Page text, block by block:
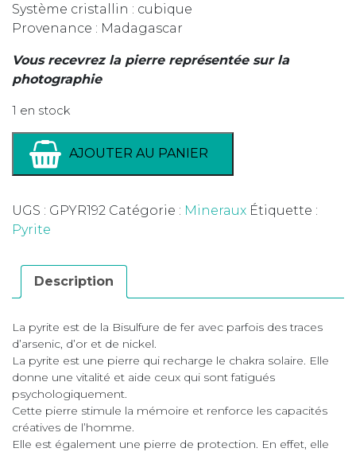
Système cristallin : cubique
Provenance : Madagascar
Vous recevrez la pierre représentée sur la
photographie
1 en stock
AJOUTER AU PANIER
UGS : GPYR192 Catégorie : Mineraux Étiquette :
Pyrite
Description
La pyrite est de la Bisulfure de fer avec parfois des traces
d’arsenic, d’or et de nickel.
La pyrite est une pierre qui recharge le chakra solaire. Elle
donne une vitalité et aide ceux qui sont fatigués
psychologiquement.
Cette pierre stimule la mémoire et renforce les capacités
créatives de l’homme.
Elle est également une pierre de protection. En effet, elle